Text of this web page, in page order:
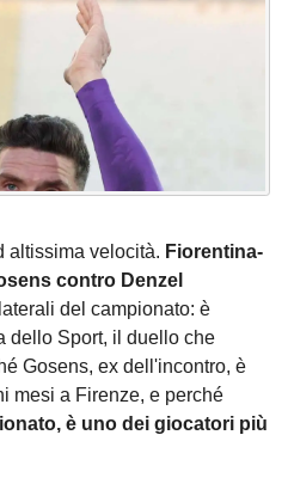
altissima velocità. Fiorentina-
contro Denzel
del campionato: è
dello Sport, il duello che
Gosens, ex dell'incontro, è
mesi a Firenze, e perché
è uno dei giocatori più